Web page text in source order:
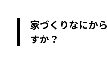
家づくりなにか
すか？